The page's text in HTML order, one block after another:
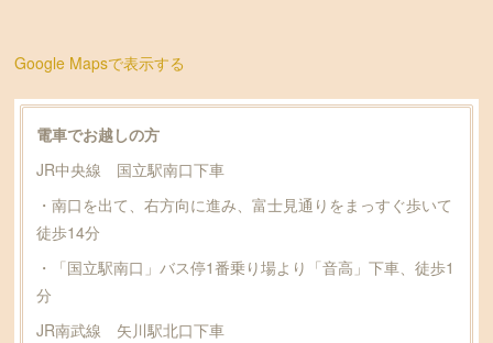
Google Mapsで表示する
電車でお越しの方
JR中央線 国立駅南口下車
・南口を出て、右方向に進み、富士見通りをまっすぐ歩いて
徒歩14分
・「国立駅南口」バス停1番乗り場より「音高」下車、徒歩1
分
JR南武線 矢川駅北口下車